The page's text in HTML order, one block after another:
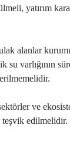
yatırım
alanlar
varlığının
ve
teşvik edilmelidir.